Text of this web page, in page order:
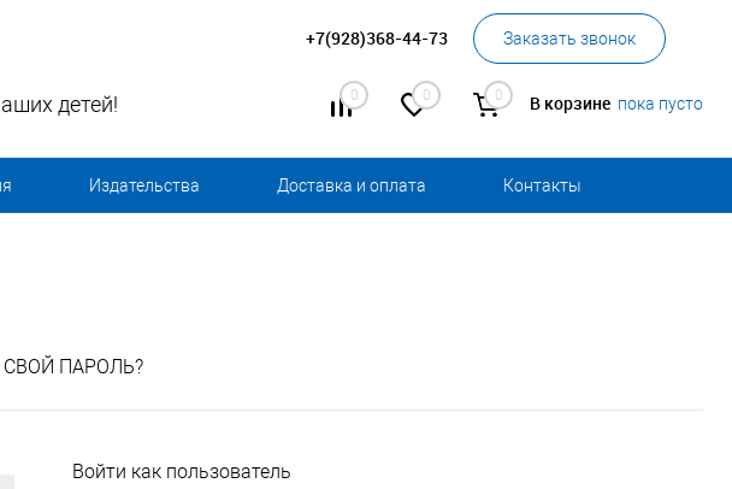
+7(928)368-44-73 Заказать звонок
0 0 0 В корзине пока пусто
детей!
Издательства Доставка и оплата Контакты
ПАРОЛЬ?
Войти как пользователь